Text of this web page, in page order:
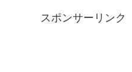
スポンサーリンク